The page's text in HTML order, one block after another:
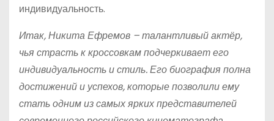
индивидуальность.
Итак, Никита Ефремов – талантливый актёр,
чья страсть к кроссовкам подчеркивает его
индивидуальность и стиль. Его биография полна
достижений и успехов, которые позволили ему
стать одним из самых ярких представителей